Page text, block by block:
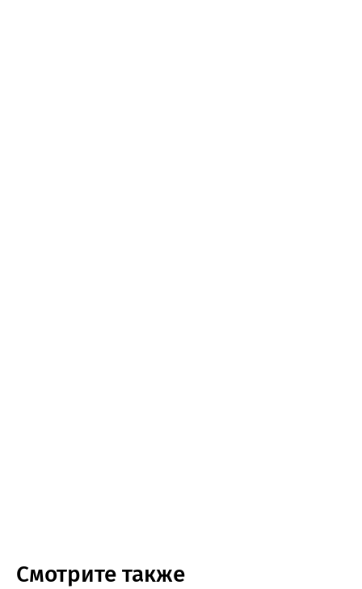
Смотрите также